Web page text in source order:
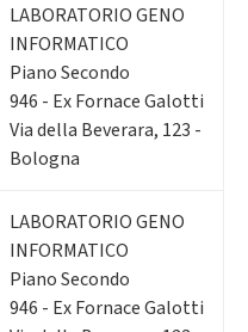
LABORATORIO GENO
INFORMATICO
Piano Secondo
946 - Ex Fornace Galotti
Via della Beverara, 123 -
Bologna
LABORATORIO GENO
INFORMATICO
Piano Secondo
946 - Ex Fornace Galotti